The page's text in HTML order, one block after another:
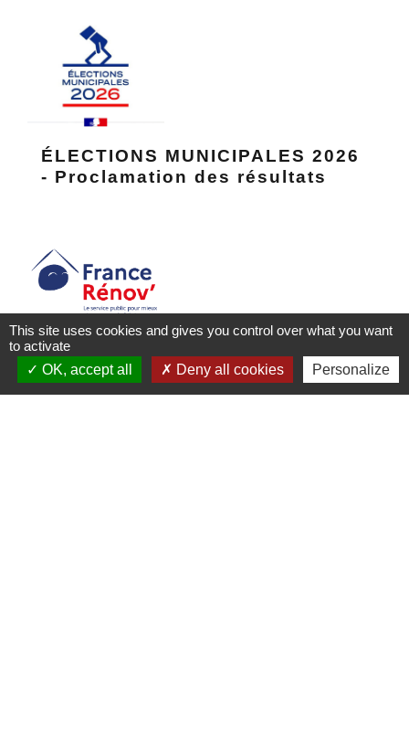
ÉLECTIONS MUNICIPALES 2026
- Proclamation des résultats
Service Public Local de la
rénovation de l'habitat
This site uses cookies and gives you control over what you want
to activate
OK, accept all
Deny all cookies Personalize